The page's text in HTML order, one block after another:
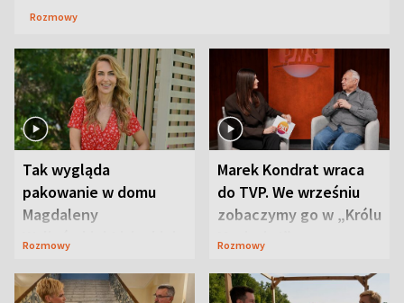
Rozmowy
Tak wygląda
pakowanie w domu
Magdaleny
Waligórskiej-Lisieckiej.
Rozmowy
Marek Kondrat wraca
do TVP. We wrześniu
zobaczymy go w „Królu
Maciusiu I”
Rozmowy